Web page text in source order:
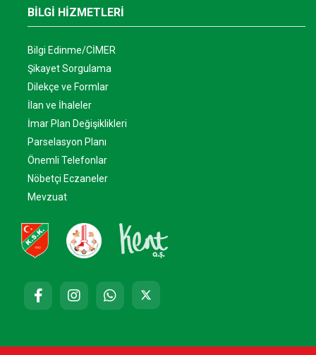
BİLGİ HİZMETLERİ
Bilgi Edinme/CİMER
Şikayet Sorgulama
Dilekçe ve Formlar
İlan ve İhaleler
İmar Plan Değişiklikleri
Parselasyon Planı
Önemli Telefonlar
Nöbetçi Eczaneler
Mevzuat